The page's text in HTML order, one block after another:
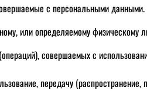
с персональными данными.
или определяемому физическому
совершаемых с
передачу